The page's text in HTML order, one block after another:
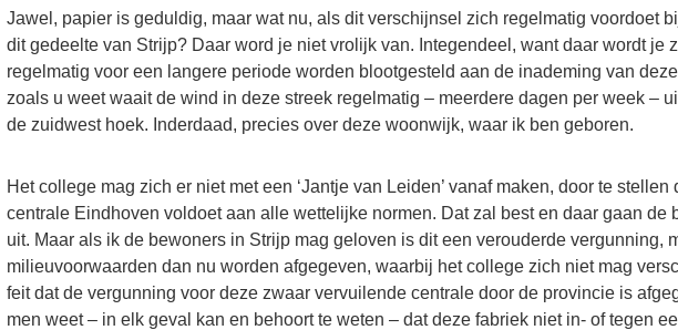
Jawel, papier is geduldig, maar wat nu, als dit verschijnsel zich regelmatig voordoet
dit gedeelte van Strijp? Daar word je niet vrolijk van. Integendeel, want daar wordt je
regelmatig voor een langere periode worden blootgesteld aan de inademing van
zoals u weet waait de wind in deze streek regelmatig – meerdere dagen per week –
de zuidwest hoek. Inderdaad, precies over deze woonwijk, waar ik ben geboren.
Het college mag zich er niet met een ‘Jantje van Leiden’ vanaf maken, door te stellen
centrale Eindhoven voldoet aan alle wettelijke normen. Dat zal best en daar gaan de
uit. Maar als ik de bewoners in Strijp mag geloven is dit een verouderde vergunning,
milieuvoorwaarden dan nu worden afgegeven, waarbij het college zich niet mag
feit dat de vergunning voor deze zwaar vervuilende centrale door de provincie is
men weet – in elk geval kan en behoort te weten – dat deze fabriek niet in- of tegen